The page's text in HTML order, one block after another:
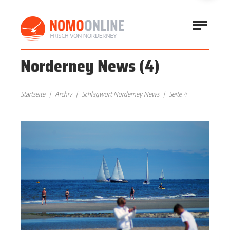
Norderney News(4)
Startseite Archiv Schlagwort Norderney News Seite 4